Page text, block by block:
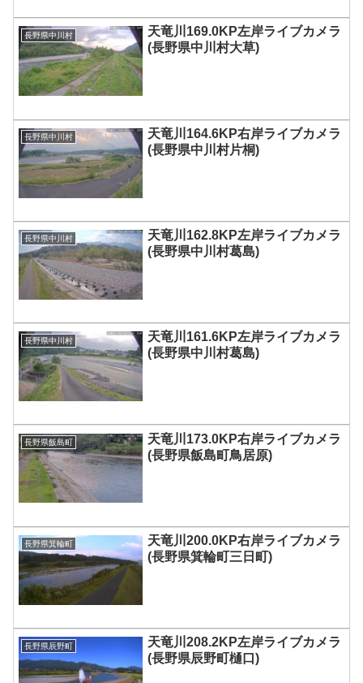
長野県中川村
天竜川169.0KP左岸ライブカメラ
(長野県中川村大草)
長野県中川村
天竜川164.6KP右岸ライブカメラ
(長野県中川村片桐)
長野県中川村
天竜川162.8KP左岸ライブカメラ
(長野県中川村葛島)
長野県中川村
天竜川161.6KP左岸ライブカメラ
(長野県中川村葛島)
長野県飯島町
天竜川173.0KP右岸ライブカメラ
(長野県飯島町鳥居原)
長野県箕輪町
天竜川200.0KP右岸ライブカメラ
(長野県箕輪町三日町)
長野県辰野町
天竜川208.2KP左岸ライブカメラ
(長野県辰野町樋口)